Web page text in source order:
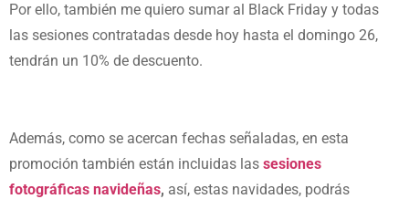
Por ello, también me quiero sumar al Black Friday y todas
las sesiones contratadas desde hoy hasta el domingo 26,
tendrán un 10% de descuento.
Además, como se acercan fechas señaladas, en esta
promoción también están incluidas las sesiones
fotográficas navideñas, así, estas navidades, podrás